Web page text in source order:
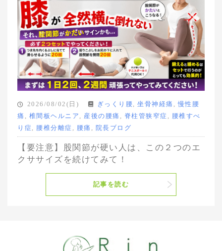
2026/08/02(日) ぎっくり腰 坐骨神経痛
慢性腰
痛
椎間板ヘルニア 産後の腰痛 脊柱管狭窄症
腰椎すべ
り症
腰椎分離症 腰痛 院長ブログ
【要注意】股関節が硬い人は、この２つのエ
クササイズを続けてみて！
記事を読む